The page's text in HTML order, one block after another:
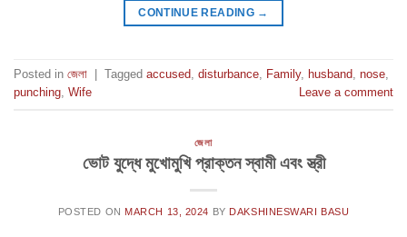
CONTINUE READING →
Posted in জেলা Tagged accused disturbance Family, husband nose
punching Wife Leave a comment
জেলা
ভোট যুদ্ধে মুখোমুখি প্রাক্তন স্বামী এবং স্ত্রী
POSTED ON MARCH 13, 2024 BY DAKSHINESWARI BASU